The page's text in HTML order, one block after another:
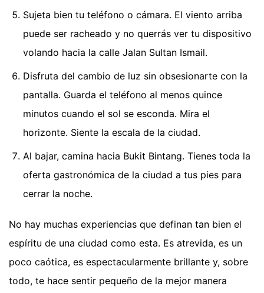
Sujeta bien tu teléfono o cámara. El viento arriba
puede ser racheado y no querrás ver tu dispositivo
volando hacia la calle Jalan Sultan Ismail.
Disfruta del cambio de luz sin obsesionarte con la
pantalla. Guarda el teléfono al menos quince
minutos cuando el sol se esconda. Mira el
horizonte. Siente la escala de la ciudad.
Al bajar, camina hacia Bukit Bintang. Tienes toda la
oferta gastronómica de la ciudad a tus pies para
cerrar la noche.
No hay muchas experiencias que definan tan bien el
espíritu de una ciudad como esta. Es atrevida, es un
poco caótica, es espectacularmente brillante y, sobre
todo, te hace sentir pequeño de la mejor manera